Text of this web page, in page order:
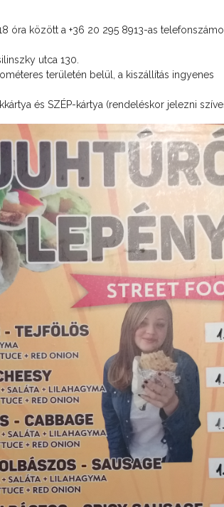
óra között a +36 20 295 8913-as
utca 130.
területén belül, a kiszállítás ingyenes
és SZÉP-kártya (rendeléskor jelezni